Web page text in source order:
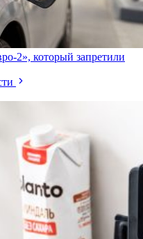
2», который запретили